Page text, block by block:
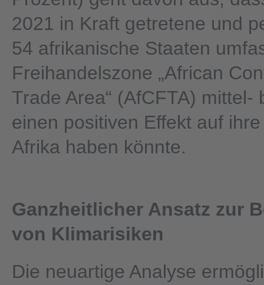
2021 in Kraft getretene und
54 afrikanische Staaten
Freihandelszone „African
Trade Area“ (AfCFTA) mittel-
einen positiven Effekt auf
Afrika haben könnte.
Ganzheitlicher Ansatz zur
von Klimarisiken
Die neuartige Analyse